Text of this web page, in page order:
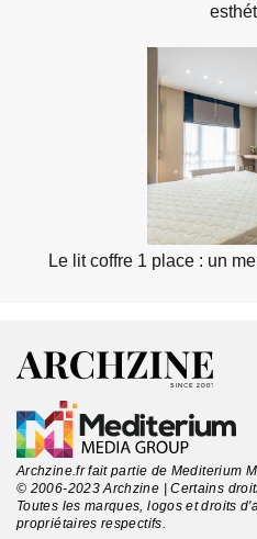
Le lit coffre 1 place : un
Archzine.fr fait partie de Mediterium
© 2006-2023 Archzine | Certains
Toutes les marques, logos et droits
propriétaires respectifs.